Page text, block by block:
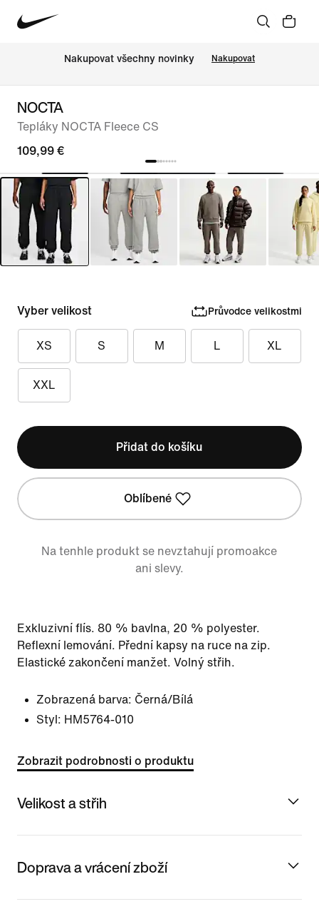
Nakupovat všechny novinky Nakupovat
NOCTA
Tepláky NOCTA Fleece CS
109,99 €
Vyber velikost Průvodce velikostmi
XS S M L XL
XXL
Přidat do košíku
Oblíbené
Na tenhle produkt se nevztahují promoakce
ani slevy.
Exkluzivní flís. 80 % bavlna, 20 % polyester.
Reflexní lemování. Přední kapsy na ruce na zip.
Elastické zakončení manžet. Volný střih.
Zobrazená barva: Černá/Bílá
Styl: HM5764-010
Zobrazit podrobnosti o produktu
Velikost a střih
Doprava a vrácení zboží